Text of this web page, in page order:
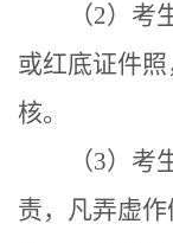
（2）考
或红底证件
核。
（3）考
责，凡弄虚